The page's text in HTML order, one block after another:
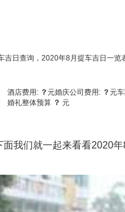
日查询，2020年8月提车吉日一览
酒店费用: ？元婚庆公司费用: ？元
婚礼整体预算 ？ 元
我们就一起来看看2020